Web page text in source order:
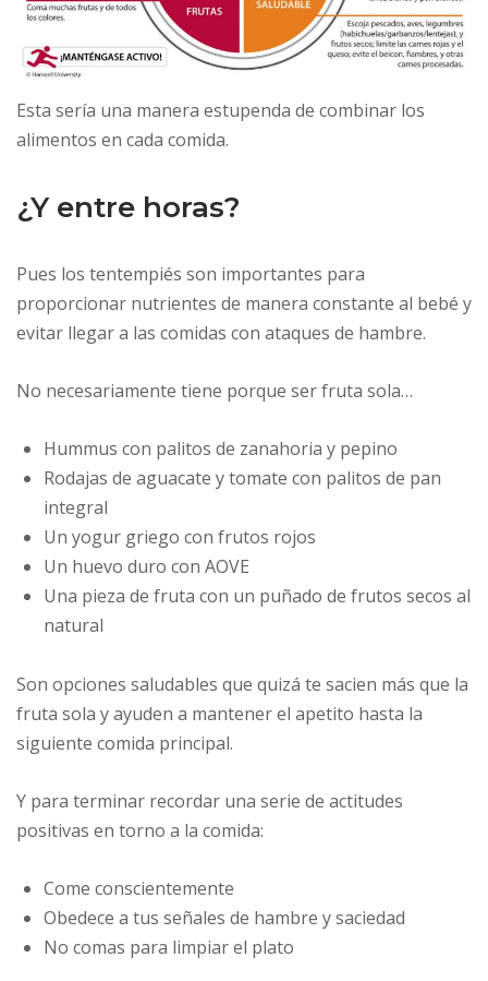
Esta sería una manera estupenda de combinar los
alimentos en cada comida.
¿Y entre horas?
Pues los tentempiés son importantes para
proporcionar nutrientes de manera constante al bebé y
evitar llegar a las comidas con ataques de hambre.
No necesariamente tiene porque ser fruta sola…
Hummus con palitos de zanahoria y pepino
Rodajas de aguacate y tomate con palitos de pan
integral
Un yogur griego con frutos rojos
Un huevo duro con AOVE
Una pieza de fruta con un puñado de frutos secos al
natural
Son opciones saludables que quizá te sacien más que la
fruta sola y ayuden a mantener el apetito hasta la
siguiente comida principal.
Y para terminar recordar una serie de actitudes
positivas en torno a la comida:
Come conscientemente
Obedece a tus señales de hambre y saciedad
No comas para limpiar el plato